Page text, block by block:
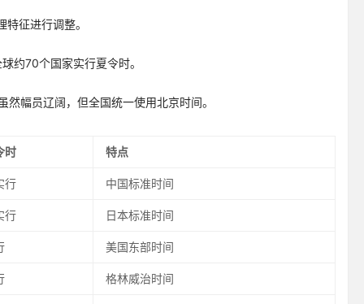
征进行调整。
约70个国家实行夏令时。
幅员辽阔，但全国统一使用北京时间。
时 特点
行 中国标准时间
行 日本标准时间
美国东部时间
格林威治时间